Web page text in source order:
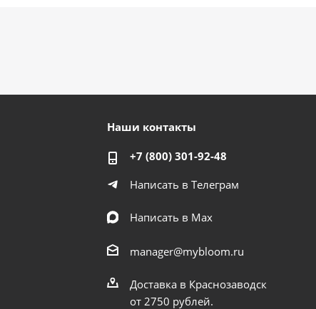
Наши контакты
+7 (800) 301-92-48
Написать в Телеграм
Написать в Мах
manager@mybloom.ru
Доставка в Краснозаводск
от 2750 рублей.